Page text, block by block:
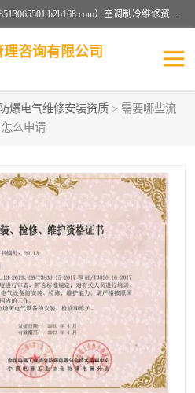
北京茗瀚企业管理咨询有限公司（18513065501.b2b168.com）空调制冷维修资质,油烟管道清洗资质,清洗行业资质公司秉承“顾客至上，锐意进缺的经营理念，我们提供高质量的产品，坚持“客户”的原则为广大客户提供贴心服务。如果你对公司的产品感兴趣，可以联系高经理，我们会用好的产品和服务让您满意。
咨询有限公司
防爆电气维修安装资质 > 需要哪些流
么申请
设备维修安装资质
认证服务
空调制冷维修安装资质